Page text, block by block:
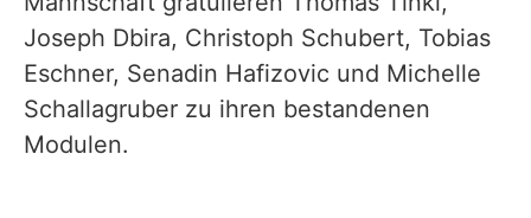
Joseph Dbira, Christoph Schubert, Tobias
Eschner, Senadin Hafizovic und Michelle
Schallagruber zu ihren bestandenen
Modulen.